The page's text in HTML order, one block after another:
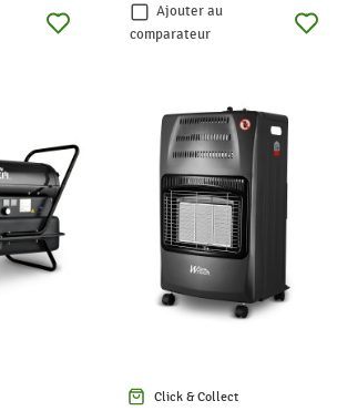
Ajouter au
comparateur
Click & Collect